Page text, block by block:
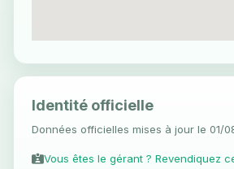
Identité officielle
Données officielles mises à jour le 01/
Vous êtes le gérant ? Revendiquez